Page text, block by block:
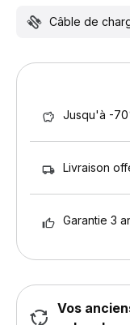
Câble de
Jusqu'à -
Livraison
Garantie 3
Vos